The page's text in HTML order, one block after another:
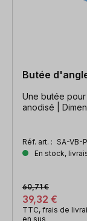
Butée
Une butée pour
anodisé |
Réf. art. : SA-VB-
En stock,
39,32 €
60,71 €
TTC, frais de
en sus